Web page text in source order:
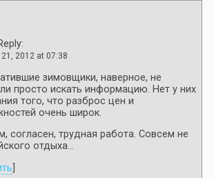
2012 at 07:38
зимовщики, наверное, не
просто искать информацию. Нет у них
того, что разброс цен и
очень широк.
согласен, трудная работа. Совсем не
отдыха…